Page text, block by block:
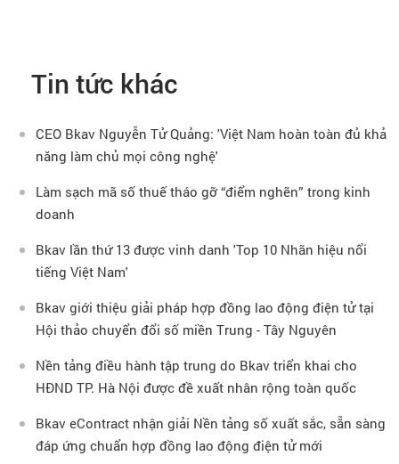
Tin tức khác
CEO Bkav Nguyễn Tử Quảng: 'Việt Nam hoàn toàn đủ khả
năng làm chủ mọi công nghệ'
Làm sạch mã số thuế tháo gỡ “điểm nghẽn” trong kinh
doanh
Bkav lần thứ 13 được vinh danh 'Top 10 Nhãn hiệu nổi
tiếng Việt Nam'
Bkav giới thiệu giải pháp hợp đồng lao động điện tử tại
Hội thảo chuyển đổi số miền Trung - Tây Nguyên
Nền tảng điều hành tập trung do Bkav triển khai cho
HĐND TP. Hà Nội được đề xuất nhân rộng toàn quốc
Bkav eContract nhận giải Nền tảng số xuất sắc, sẵn sàng
đáp ứng chuẩn hợp đồng lao động điện tử mới